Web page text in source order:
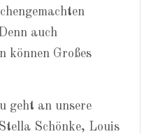
auch
können Großes
geht an unsere
Schönke, Louis